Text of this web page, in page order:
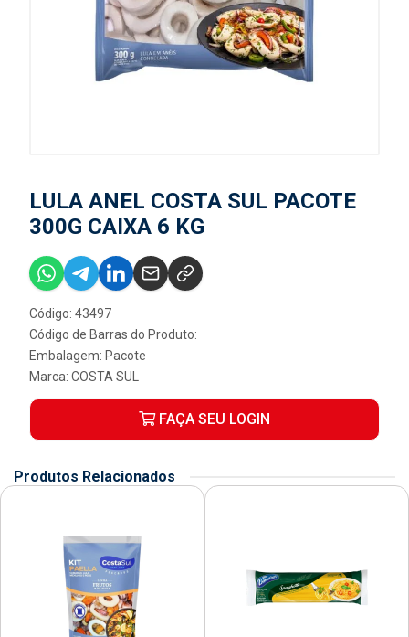
LULA ANEL COSTA SUL PACOTE
300G CAIXA 6 KG
Código: 43497
Código de Barras do Produto:
Embalagem: Pacote
Marca: COSTA SUL
FAÇA SEU LOGIN
Produtos Relacionados